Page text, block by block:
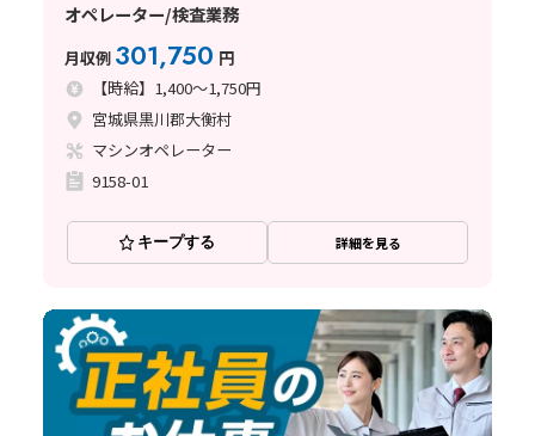
オペレーター/検査業務
月収例 301,750 円
【時給】1,400～1,750円
宮城県黒川郡大衡村
マシンオペレーター
9158-01
キープする 詳細を見る